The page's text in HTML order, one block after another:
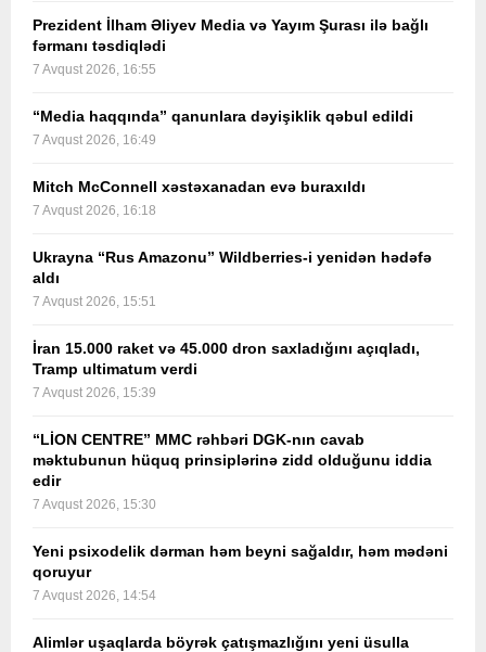
Prezident İlham Əliyev Media və Yayım Şurası ilə bağlı
fərmanı təsdiqlədi
7 Avqust 2026, 16:55
“Media haqqında” qanunlara dəyişiklik qəbul edildi
7 Avqust 2026, 16:49
Mitch McConnell xəstəxanadan evə buraxıldı
7 Avqust 2026, 16:18
Ukrayna “Rus Amazonu” Wildberries-i yenidən hədəfə
aldı
7 Avqust 2026, 15:51
İran 15.000 raket və 45.000 dron saxladığını açıqladı,
Tramp ultimatum verdi
7 Avqust 2026, 15:39
“LİON CENTRE” MMC rəhbəri DGK-nın cavab
məktubunun hüquq prinsiplərinə zidd olduğunu iddia
edir
7 Avqust 2026, 15:30
Yeni psixodelik dərman həm beyni sağaldır, həm mədəni
qoruyur
7 Avqust 2026, 14:54
Alimlər uşaqlarda böyrək çatışmazlığını yeni üsulla